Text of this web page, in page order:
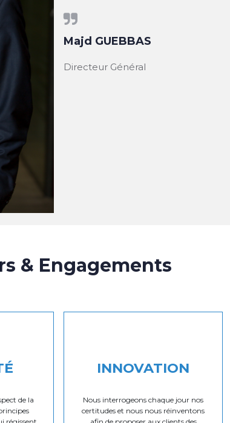
Majd GUEBBAS
Directeur Général
& Engagements
de la
INNOVATION
Nous interrogeons chaque jour nos
certitudes et nous nous réinventons